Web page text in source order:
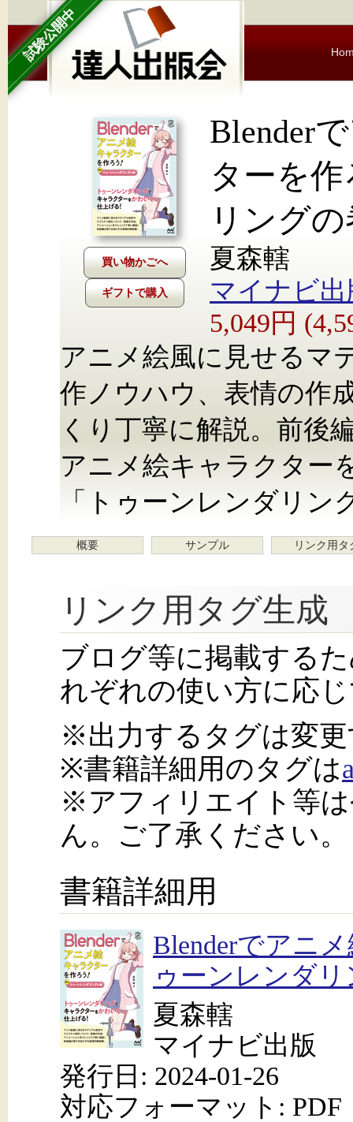
試験公開中
ギフトで購入
Blender
ターを
リング
夏森轄
マイナビ出
5,049円
アニメ絵風に見せるマ
作ノウハウ、表情の作
くり丁寧に解説。前後
アニメ絵キャラクター
「トゥーンレンダリン
概要 サンプル リンク用タ
リンク用タグ生成
ブログ等に掲載する
れぞれの使い方に応
※出力するタグは変
※書籍詳細用のタグは
※アフィリエイト等
ん。ご了承ください。
書籍詳細用
Blenderでアニ
ゥーンレンダ
夏森轄
マイナビ出版
発行日: 2024-01-26
対応フォーマット: PDF